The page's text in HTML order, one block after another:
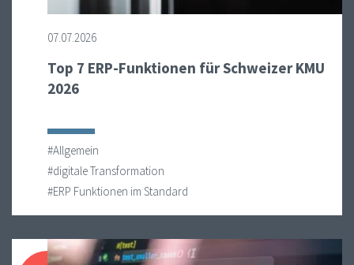
07.07.2026
Top 7 ERP-Funktionen für Schweizer KMU
2026
#Allgemein
#digitale Transformation
#ERP Funktionen im Standard